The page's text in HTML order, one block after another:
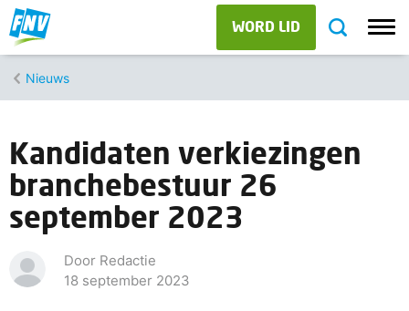
WORD LID
Nieuws
Kandidaten verkiezingen
branchebestuur 26
september 2023
Door Redactie
18 september 2023